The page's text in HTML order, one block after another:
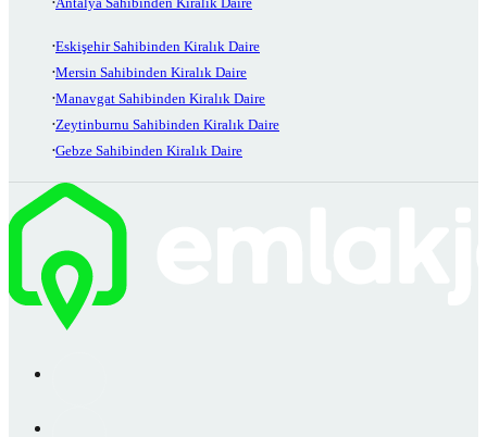
Eskişehir Sahibinden Kiralık Daire
Mersin Sahibinden Kiralık Daire
Manavgat Sahibinden Kiralık Daire
Zeytinburnu Sahibinden Kiralık Daire
Gebze Sahibinden Kiralık Daire